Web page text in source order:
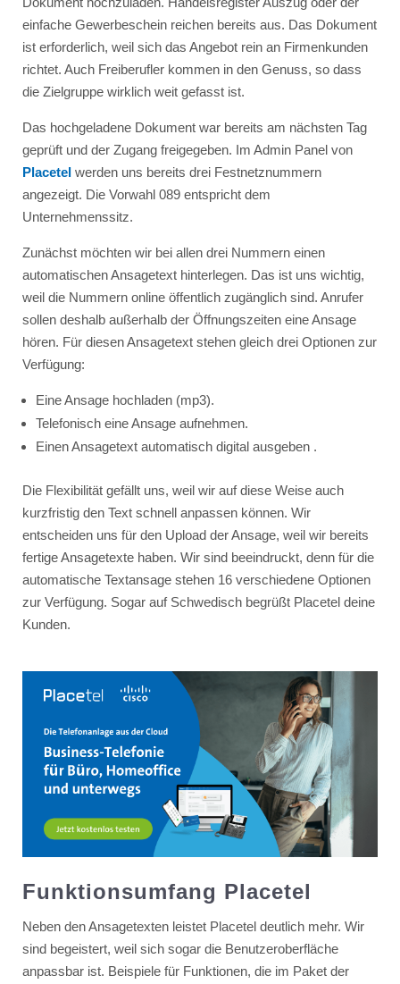
einfache Gewerbeschein reichen bereits aus. Das Dokument
ist erforderlich, weil sich das Angebot rein an Firmenkunden
richtet. Auch Freiberufler kommen in den Genuss, so dass
die Zielgruppe wirklich weit gefasst ist.
Das hochgeladene Dokument war bereits am nächsten Tag
geprüft und der Zugang freigegeben. Im Admin Panel von
Placetelwerden uns bereits drei Festnetznummern
angezeigt. Die Vorwahl 089 entspricht dem
Unternehmenssitz.
Zunächst möchten wir bei allen drei Nummern einen
automatischen Ansagetext hinterlegen. Das ist uns wichtig,
weil die Nummern online öffentlich zugänglich sind. Anrufer
sollen deshalb außerhalb der Öffnungszeiten eine Ansage
hören. Für diesen Ansagetext stehen gleich drei Optionen zur
Verfügung:
Eine Ansage hochladen (mp3).
Telefonisch eine Ansage aufnehmen.
Einen Ansagetext automatisch digital ausgeben .
Die Flexibilität gefällt uns, weil wir auf diese Weise auch
kurzfristig den Text schnell anpassen können. Wir
entscheiden uns für den Upload der Ansage, weil wir bereits
fertige Ansagetexte haben. Wir sind beeindruckt, denn für die
automatische Textansage stehen 16 verschiedene Optionen
zur Verfügung. Sogar auf Schwedisch begrüßt Placetel deine
Kunden.
Funktionsumfang Placetel
Neben den Ansagetexten leistet Placetel deutlich mehr. Wir
sind begeistert, weil sich sogar die Benutzeroberfläche
anpassbar ist. Beispiele für Funktionen, die im Paket der